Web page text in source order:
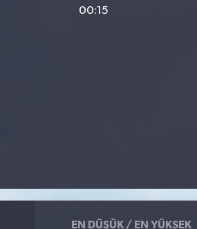
00:15
EN DÜŞÜK / EN YÜKSEK